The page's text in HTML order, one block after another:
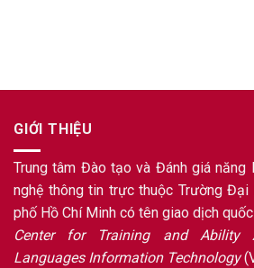
GIỚI THIỆU
Trung tâm Đào tạo và Đánh giá
nghệ thông tin trực thuộc Trường Đại
phố Hồ Chí Minh có tên giao dịch
Center for Training and Ability
Languages Information Technology